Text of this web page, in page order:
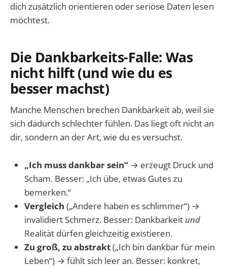
dich zusätzlich orientieren oder seriöse Daten lesen
möchtest.
Die Dankbarkeits-Falle: Was
nicht hilft (und wie du es
besser machst)
Manche Menschen brechen Dankbarkeit ab, weil sie
sich dadurch schlechter fühlen. Das liegt oft nicht an
dir, sondern an der Art, wie du es versuchst.
„Ich muss dankbar sein“ → erzeugt Druck und
Scham. Besser: „Ich übe, etwas Gutes zu
bemerken.“
Vergleich („Andere haben es schlimmer“) →
invalidiert Schmerz. Besser: Dankbarkeit und
Realität dürfen gleichzeitig existieren.
Zu groß, zu abstrakt(„Ich bin dankbar für mein
Leben“) → fühlt sich leer an. Besser: konkret,